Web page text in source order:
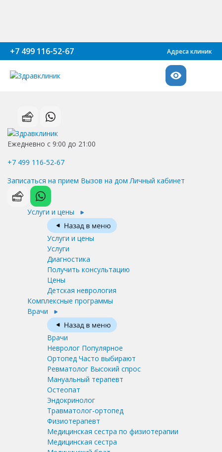
+7 499 116-52-67 Адреса клиник
Ежедневно с 9:00 до 21:00
+7 499 116-52-67
Записаться на прием Вызов на дом Личный кабинет
Услуги и цены
Услуги и цены
Услуги
Диагностика
Получить консультацию
Цены
Детская неврология
Комплексные программы
Врачи
Врачи
Невролог Популярное
Ортопед Часто выбирают
Ревматолог Высокий спрос
Мануальный терапевт
Остеопат
Эндокринолог
Травматолог-ортопед
Физиотерапевт
Медицинская сестра по физиотерапии
Медицинская сестра